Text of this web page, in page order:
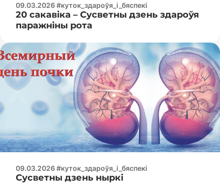
09.03.2026 #куток_здароўя_і_бяспекі
20 сакавіка – Сусветны дзень здароўя
паражніны рота
09.03.2026 #куток_здароўя_і_бяспекі
Сусветны дзень ныркі